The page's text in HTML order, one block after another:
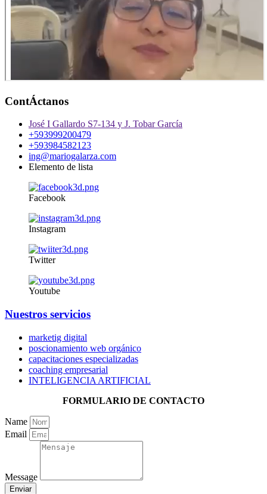
ContÁctanos
José I Gallardo S7-134 y J. Tobar García
+593999200479
+593984582123
ing@mariogalarza.com
Elemento de lista
Facebook
Instagram
Twitter
Youtube
Nuestros servicios
marketig digital
poscionamiento web orgánico
capacitaciones especializadas
coaching empresarial
INTELIGENCIA ARTIFICIAL
FORMULARIO DE CONTACTO
Name
Email
Message
Enviar